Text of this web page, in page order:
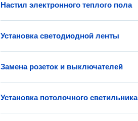
Настил электронного теплого пола
Установка светодиодной ленты
Замена розеток и выключателей
Установка потолочного светильника